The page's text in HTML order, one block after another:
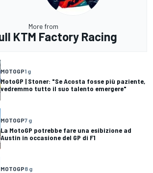
More from
KTM Factory Racing
MOTOGP1 g
MotoGP | Stoner: "Se Acosta fosse più paziente,
vedremmo tutto il suo talento emergere"
MOTOGP7 g
La MotoGP potrebbe fare una esibizione ad
Austin in occasione del GP di F1
MOTOGP8 g